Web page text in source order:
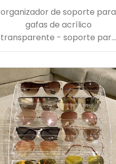
organizador de soporte para
gafas de acrílico
transparente - soporte para
gafas de sol para 4 pares de